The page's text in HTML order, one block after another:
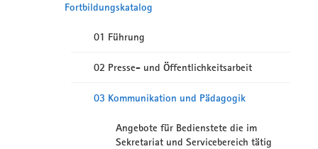
Fortbildungskatalog
01 Führung
02 Presse- und Öffentlichkeitsarbeit
03 Kommunikation und Pädagogik
Angebote für Bedienstete die im
Sekretariat und Servicebereich tätig